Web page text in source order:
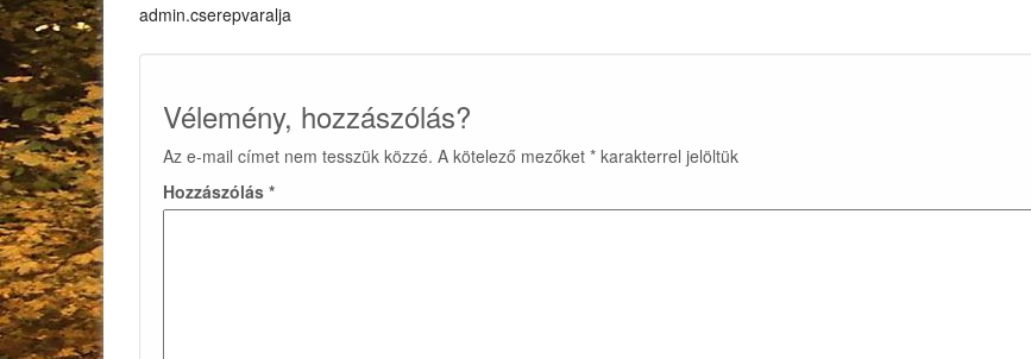
admin.cserepvaralja
Vélemény, hozzászólás?
Az e-mail címet nem tesszük közzé. A kötelező mezőket * karakterrel jelöltük
Hozzászólás *